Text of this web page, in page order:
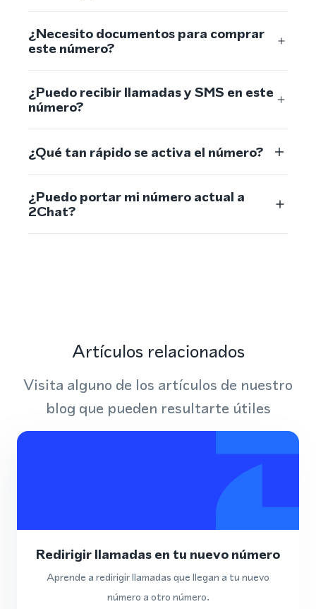
¿Necesito documentos para comprar
este número?
¿Puedo recibir llamadas y SMS en este
número?
¿Qué tan rápido se activa el número?
¿Puedo portar mi número actual a
2Chat?
Artículos relacionados
Visita alguno de los artículos de nuestro
blog que pueden resultarte útiles
Redirigir llamadas en tu nuevo número
Aprende a redirigir llamadas que llegan a tu nuevo
número a otro número.